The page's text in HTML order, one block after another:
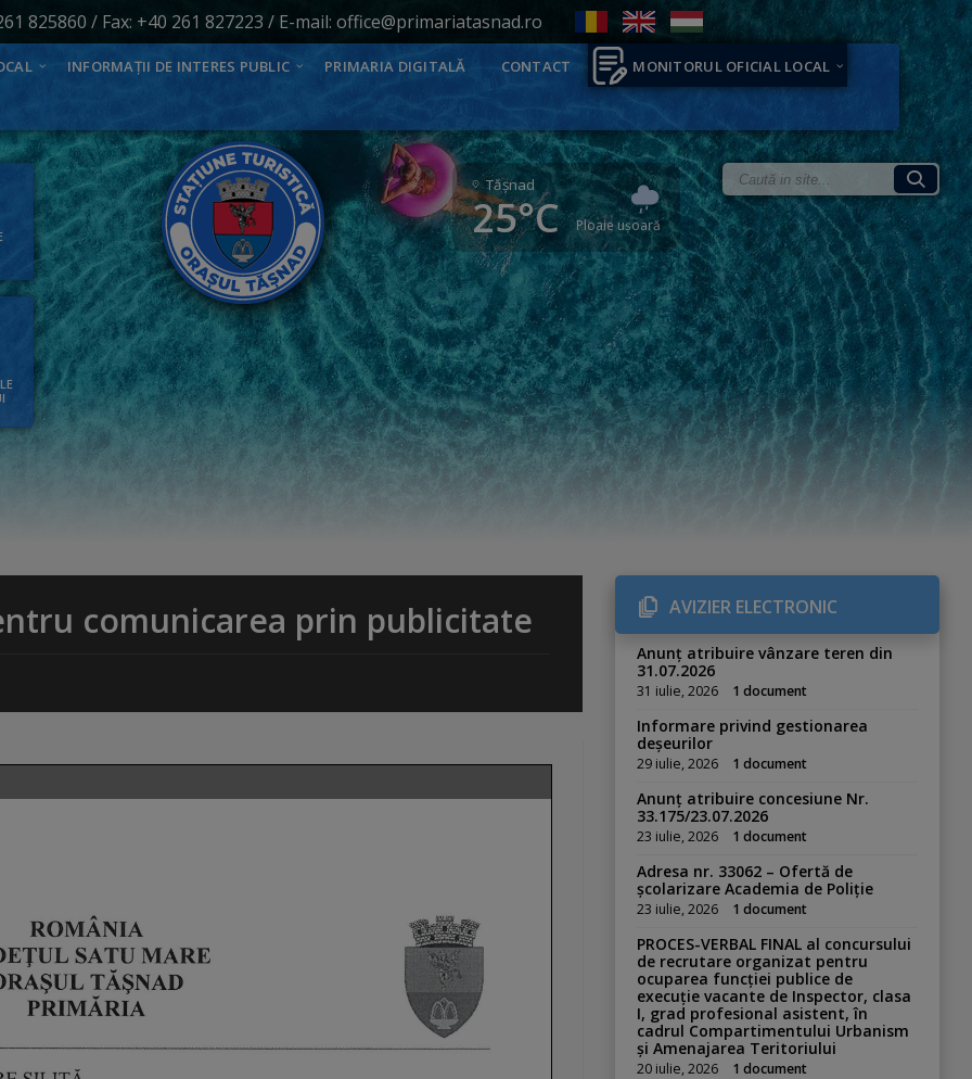
825860 / Fax: +40 261 827223 / E-mail: office@primariatasnad.ro
INFORMAȚII DE INTERES PUBLIC PRIMARIA DIGITALĂ CONTACT MONITORUL OFICIAL LOCAL
Tăşnad
25°C Ploaie ușoară
comunicarea prin publicitate AVIZIER ELECTRONIC
Anunț atribuire vânzare teren din
31.07.2026
31 iulie, 2026 1 document
Informare privind gestionarea
deșeurilor
29 iulie, 2026 1 document
Anunț atribuire concesiune Nr.
33.175/23.07.2026
23 iulie, 2026 1 document
Adresa nr. 33062 – Ofertă de
școlarizare Academia de Poliție
23 iulie, 2026 1 document
PROCES-VERBAL FINAL al concursului
de recrutare organizat pentru
ocuparea funcției publice de
execuție vacante de Inspector, clasa
I, grad profesional asistent, în
cadrul Compartimentului Urbanism
și Amenajarea Teritoriului
20 iulie, 2026 1 document